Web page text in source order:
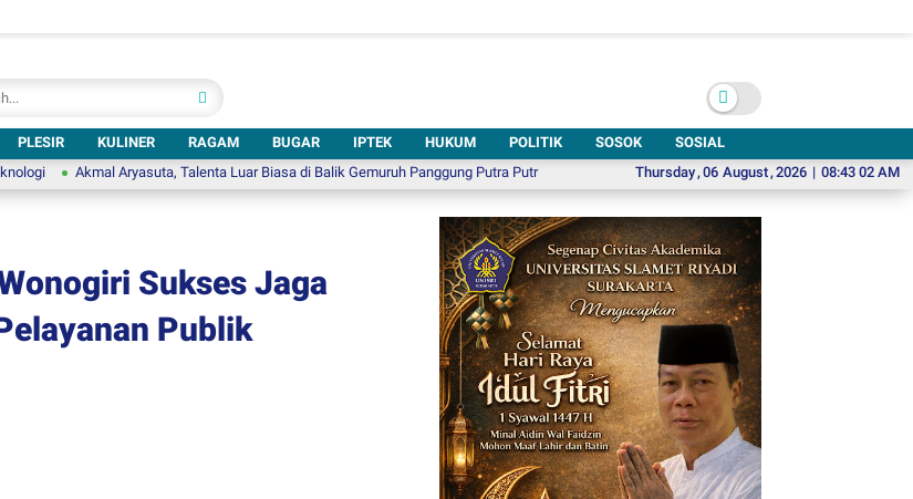
PLESIR KULINER RAGAM BUGAR IPTEK HUKUM POLITIK SOSOK
SOSIAL
Thursday,06 August,2026 | 08:43 03 AM
Akmal Aryasuta, Talenta Luar Biasa di Balik Gemuruh Panggung Putra Putri Solo 2026 Sinergi Jadi Kunci, Rektor ISI Surakarta Tekankan
Sukses Jaga
Publik